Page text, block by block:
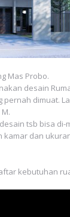
Mas Probo.
desain
pernah dimuat.
tsb bisa di-
kamar dan
kebutuhan